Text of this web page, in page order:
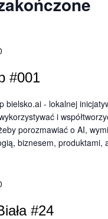
#001
bielsko.ai - lokalnej
i
porozmawiać o AI,
biznesem,
#24